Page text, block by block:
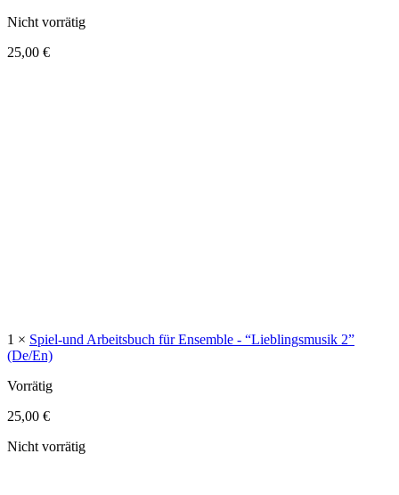
Nicht vorrätig
25,00 €
1 × Spiel-und Arbeitsbuch für Ensemble - “Lieblingsmusik 2”
(De/En)
Vorrätig
25,00 €
Nicht vorrätig